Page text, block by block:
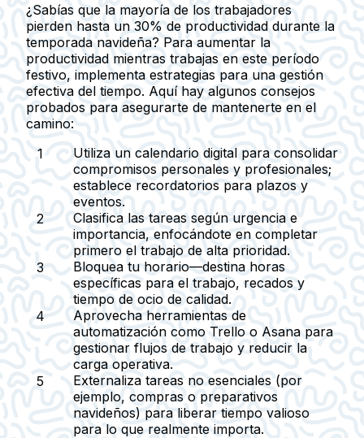
¿Sabías que la mayoría de los trabajadores
pierden hasta un 30% de productividad durante la
temporada navideña? Para aumentar la
productividad mientras trabajas en este período
festivo, implementa estrategias para una gestión
efectiva del tiempo. Aquí hay algunos consejos
probados para asegurarte de mantenerte en el
camino:
Utiliza un calendario digital para consolidar
compromisos personales y profesionales;
establece recordatorios para plazos y
eventos.
Clasifica las tareas según urgencia e
importancia, enfocándote en completar
primero el trabajo de alta prioridad.
Bloquea tu horario—destina horas
específicas para el trabajo, recados y
tiempo de ocio de calidad.
Aprovecha herramientas de
automatización como Trello o Asana para
gestionar flujos de trabajo y reducir la
carga operativa.
Externaliza tareas no esenciales (por
ejemplo, compras o preparativos
navideños) para liberar tiempo valioso
para lo que realmente importa.